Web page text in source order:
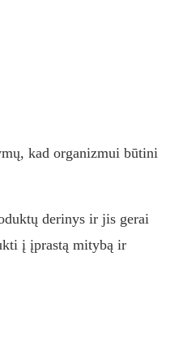
kad organizmui būtini
derinys ir jis gerai
į įprastą mitybą ir